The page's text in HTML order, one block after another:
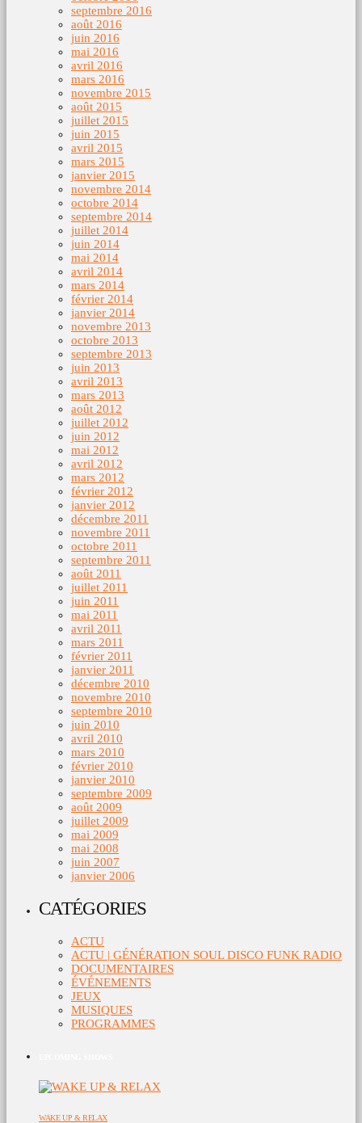
septembre 2016
août 2016
juin 2016
mai 2016
avril 2016
mars 2016
novembre 2015
août 2015
juillet 2015
juin 2015
avril 2015
mars 2015
janvier 2015
novembre 2014
octobre 2014
septembre 2014
juillet 2014
juin 2014
mai 2014
avril 2014
mars 2014
février 2014
janvier 2014
novembre 2013
octobre 2013
septembre 2013
juin 2013
avril 2013
mars 2013
août 2012
juillet 2012
juin 2012
mai 2012
avril 2012
mars 2012
février 2012
janvier 2012
décembre 2011
novembre 2011
octobre 2011
septembre 2011
août 2011
juillet 2011
juin 2011
mai 2011
avril 2011
mars 2011
février 2011
janvier 2011
décembre 2010
novembre 2010
septembre 2010
juin 2010
avril 2010
mars 2010
février 2010
janvier 2010
septembre 2009
août 2009
juillet 2009
mai 2009
mai 2008
juin 2007
janvier 2006
CATÉGORIES
ACTU
ACTU | GÉNÉRATION SOUL DISCO FUNK RADIO
DOCUMENTAIRES
ÉVÉNEMENTS
JEUX
MUSIQUES
PROGRAMMES
WAKE UP & RELAX